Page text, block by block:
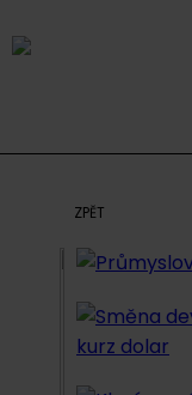
ZPĚT